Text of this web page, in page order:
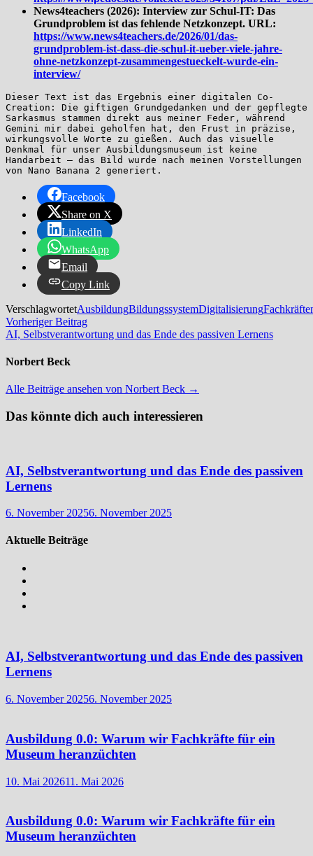
News4teachers (2026): Interview zur Schul-IT: Das
Grundproblem ist das fehlende Netzkonzept. URL:
https://www.news4teachers.de/2026/01/das-
grundproblem-ist-dass-die-schul-it-ueber-viele-jahre-
ohne-netzkonzept-zusammengestueckelt-wurde-ein-
interview/
Dieser Text ist das Ergebnis einer digitalen Co-
Creation: Die giftigen Grundgedanken und der gepflegte
Sarkasmus stammen direkt aus meiner Feder, während
Gemini mir dabei geholfen hat, den Frust in präzise,
wirkungsvolle Worte zu gießen. Auch das visuelle
Denkmal für unser Ausbildungsmuseum ist keine
Handarbeit – das Bild wurde nach meinen Vorstellungen
von Nano Banana 2 generiert.
Facebook
Share on X
LinkedIn
WhatsApp
Email
Copy Link
VerschlagwortetAusbildungBildungssystemDigitalisierung
Beitragsnavigation
Vorheriger BeitragVorheriger
Beitrag:
AI, Selbstverantwortung und das Ende des passiven Lernens
Norbert Beck
Alle Beiträge ansehen von Norbert Beck →
Das könnte dich auch interessieren
AI, Selbstverantwortung und das Ende des passiven
Lernens
6. November 20256. November 2025
Aktuelle Beiträge
AI, Selbstverantwortung und das Ende des passiven
Lernens
6. November 20256. November 2025
Ausbildung 0.0: Warum wir Fachkräfte für ein
Museum heranzüchten
10. Mai 202611. Mai 2026
Ausbildung 0.0: Warum wir Fachkräfte für ein
Museum heranzüchten